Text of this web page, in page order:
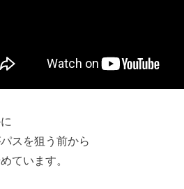
スを狙う前から
ています。